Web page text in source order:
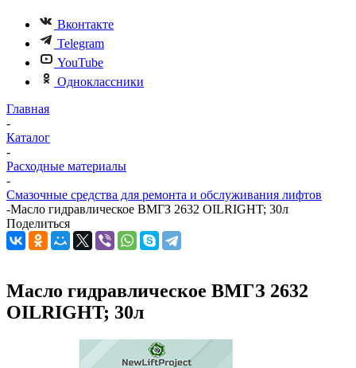
Вконтакте
Telegram
YouTube
Одноклассники
Главная
-
Каталог
-
Расходные материалы
-
Смазочные средства для ремонта и обслуживания лифтов
-Масло гидравлическое ВМГЗ 2632 OILRIGHT; 30л
Поделиться
Масло гидравлическое ВМГЗ 2632
OILRIGHT; 30л